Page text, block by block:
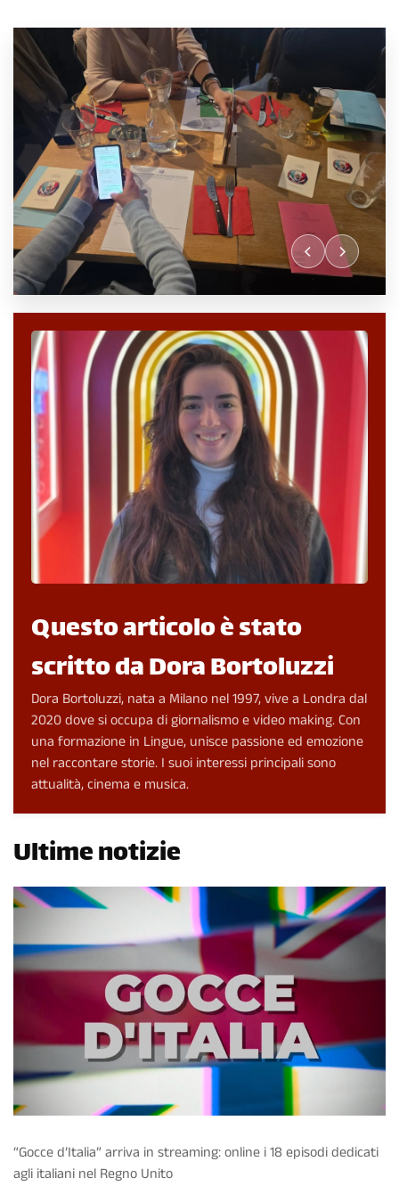
Questo articolo è stato
scritto da Dora Bortoluzzi
Dora Bortoluzzi, nata a Milano nel 1997, vive a Londra dal
2020 dove si occupa di giornalismo e video making. Con
una formazione in Lingue, unisce passione ed emozione
nel raccontare storie. I suoi interessi principali sono
attualità, cinema e musica.
Ultime notizie
“Gocce d’Italia” arriva in streaming: online i 18 episodi dedicati
agli italiani nel Regno Unito